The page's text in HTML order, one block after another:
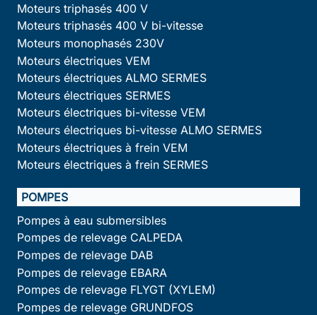
Moteurs triphasés 400 V
Moteurs triphasés 400 V bi-vitesse
Moteurs monophasés 230V
Moteurs électriques VEM
Moteurs électriques ALMO SERMES
Moteurs électriques SERMES
Moteurs électriques bi-vitesse VEM
Moteurs électriques bi-vitesse ALMO SERMES
Moteurs électriques à frein VEM
Moteurs électriques à frein SERMES
POMPES
Pompes à eau submersibles
Pompes de relevage CALPEDA
Pompes de relevage DAB
Pompes de relevage EBARA
Pompes de relevage FLYGT (XYLEM)
Pompes de relevage GRUNDFOS